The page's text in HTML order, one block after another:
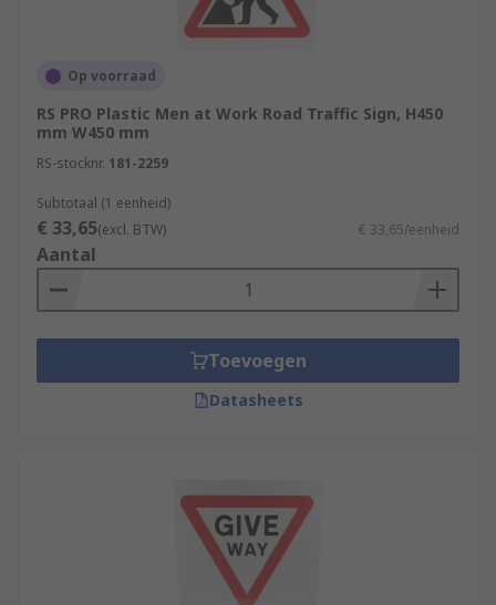
Op voorraad
RS PRO Plastic Men at Work Road Traffic Sign, H450
mm W450 mm
RS-stocknr. 181-2259
Subtotaal (1 eenheid)
€ 33,65(excl. BTW) € 33,65/eenheid
Aantal
Toevoegen
Datasheets